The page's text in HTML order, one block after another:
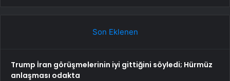
Son Eklenen
Trump İran görüşmelerinin iyi gittiğini söyledi; Hürmüz
anlaşması odakta